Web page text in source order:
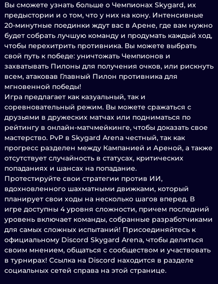
Вы сможете узнать больше о Чемпионах Skygard, их
предыстории и о том, что у них на кону. Интенсивные
20-минутные поединки ждут вас в Арене, где вам нужно
будет собрать лучшую команду и продумать каждый ход,
чтобы перехитрить противника. Вы можете выбрать
свой путь к победе: уничтожать Чемпионов и
захватывать Пилоны для получения очков, или рискнуть
всем, атаковав Главный Пилон противника для
мгновенной победы!
Игра предлагает как казуальный, так и
соревновательный режим. Вы можете сражаться с
друзьями в дружеских матчах или подниматься по
рейтингу в онлайн-матчмейкинге, чтобы доказать свое
мастерство. PvP в Skygard Arena честный, так как
прогресс разделен между Кампанией и Ареной, а также
отсутствует случайность в статусах, критических
попаданиях и шансах на попадание.
Протестируйте свои стратегии против ИИ,
вдохновленного шахматными движками, который
планирует свои ходы на несколько шагов вперед. В
игре доступны 4 уровня сложности, причем последний
уровень включает команды, собранные разработчиками
для самых сложных испытаний! Присоединяйтесь к
официальному Discord Skygard Arena, чтобы делиться
своим мнением, общаться с сообществом и участвовать
в турнирах! Ссылка на Discord находится в разделе
социальных сетей справа на этой странице.